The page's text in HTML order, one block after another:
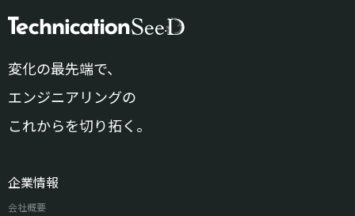
変化の最先端で、
エンジニアリングの
これからを切り拓く。
企業情報
会社概要